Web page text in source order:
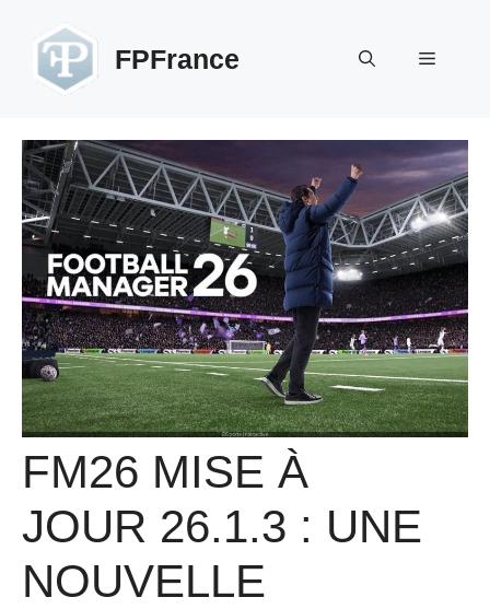
contenu
FPFrance Menu
FM26 MISE À
JOUR 26.1.3 : UNE
NOUVELLE